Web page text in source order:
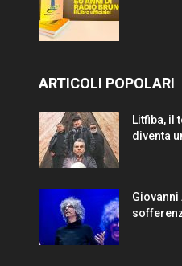
ARTICOLI POPOLARI
Litfiba, il
diventa
Giovanni